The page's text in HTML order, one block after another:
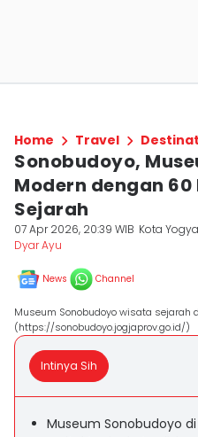
Home Travel
Sonobudoyo,
Modern dengan 60
Sejarah
07 Apr 2026, 20:39 WIB Kota
Dyar Ayu
News Channel
Museum Sonobudoyo wisata sejarah
(https://sonobudoyo.jogjaprov.go.id/)
Intinya Sih
Museum Sonobudoyo